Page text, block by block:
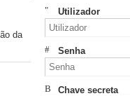
da
Utilizador
Senha
Chave secreta